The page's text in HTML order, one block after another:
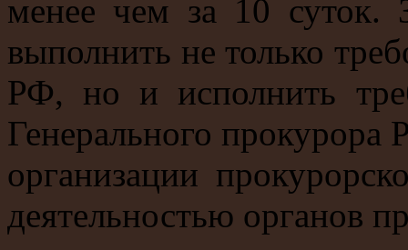
менее чем за 10 суток.
выполнить не только
РФ, но и исполнить
Генерального
организации
деятельностью органов